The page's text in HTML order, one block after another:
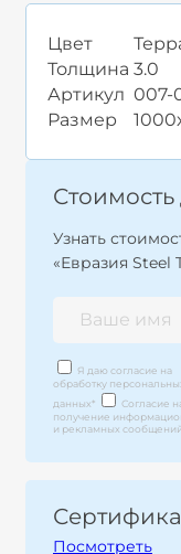
Цвет
Толщина 3.0
Артикул 007-
Размер
Стоимость
Узнать
«Евразия Steel
Я даю согласие на
обработку
данных*
Согласие
получение
и рекламных сообщений
Посмотреть